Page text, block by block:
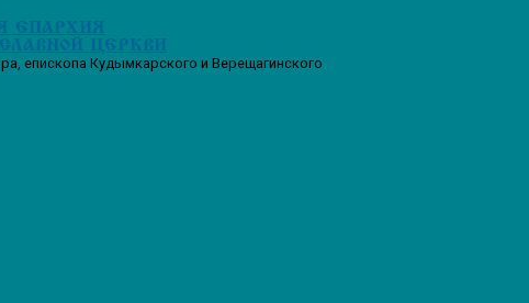
ЕПАРХИЯ
ЦЕРКВИ
епископа Кудымкарского и Верещагинского